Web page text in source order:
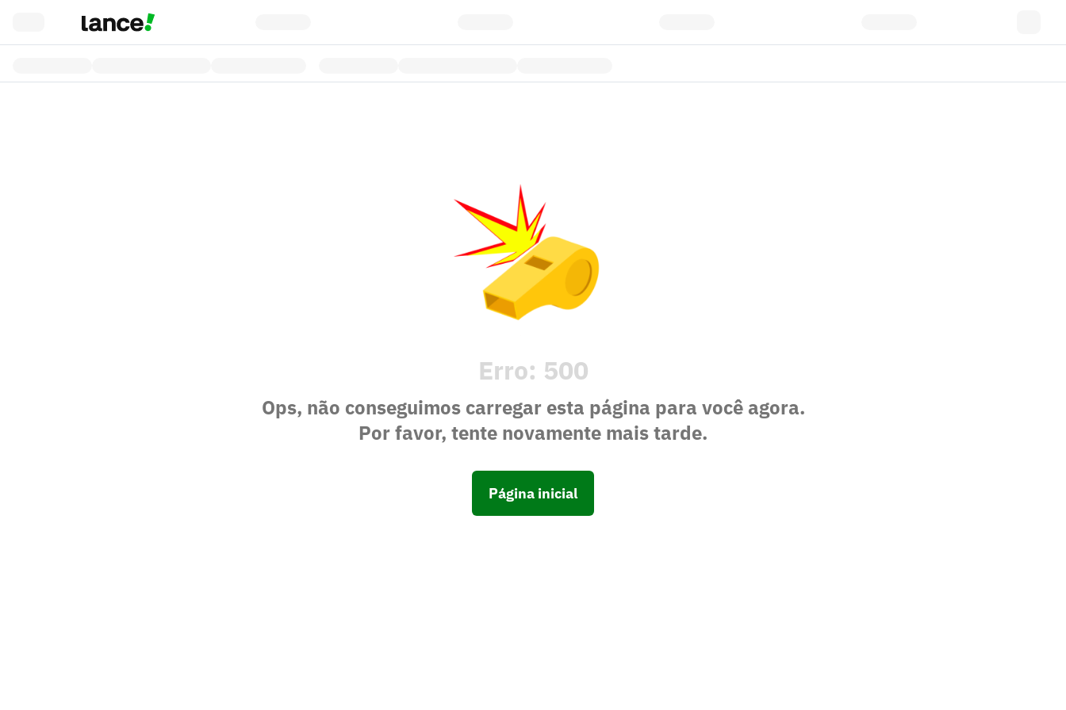
Erro: 500
Ops, não conseguimos carregar esta página para você agora.
Por favor, tente novamente mais tarde.
Página inicial